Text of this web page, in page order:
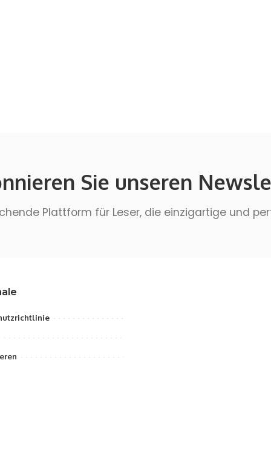
Sie unseren
Plattform für Leser, die einzigartige und